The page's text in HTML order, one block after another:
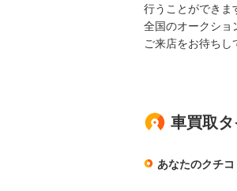
行うことができま
全国のオークショ
ご来店をお待ちし
車買取
あなたのクチ